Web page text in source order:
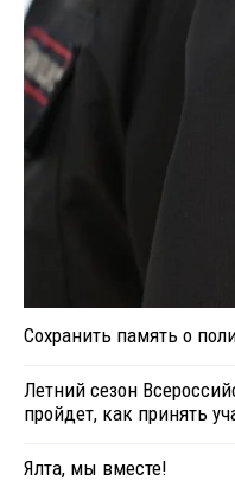
Сохранить память о
Летний сезон
пройдет, как принять
Ялта, мы вместе!